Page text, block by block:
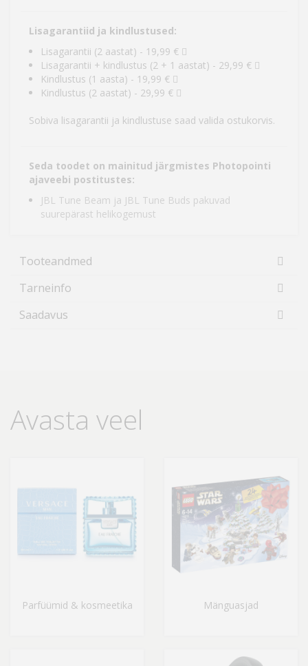
Lisagarantiid ja kindlustused:
Lisagarantii (2 aastat) - 19,99 €
Lisagarantii + kindlustus (2 + 1 aastat) - 29,99 €
Kindlustus (1 aasta) - 19,99 €
Kindlustus (2 aastat) - 29,99 €
Sobiva lisagarantii ja kindlustuse saad valida ostukorvis.
Seda toodet on mainitud järgmistes Photopointi
ajaveebi postitustes:
JBL Tune Beam ja JBL Tune Buds pakuvad
suurepärast helikogemust
Tooteandmed
Tarneinfo
Saadavus
Avasta veel
Parfüümid & kosmeetika Mänguasjad